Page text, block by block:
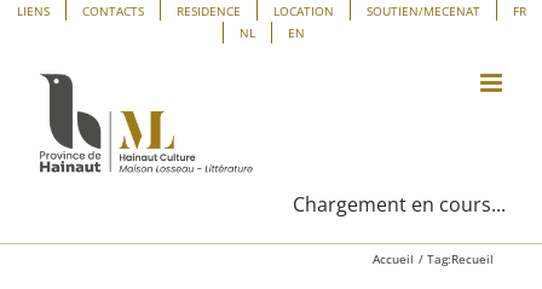
Panneau de gestion des cookies
Passer
contenu
LIENS CONTACTS RESIDENCE LOCATION SOUTIEN/MECENAT
FR
NL
EN
Chargement en cours...
Accueil Tag:Recueil